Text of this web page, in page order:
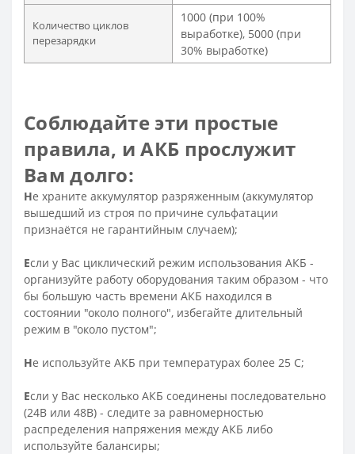
Количество циклов
перезарядки
1000 (при 100%
выработке), 5000 (при
30% выработке)
Соблюдайте эти простые
правила, и АКБ прослужит
Вам долго:
Не храните аккумулятор разряженным (аккумулятор
вышедший из строя по причине сульфатации
признаётся не гарантийным случаем);
Если у Вас циклический режим использования АКБ -
организуйте работу оборудования таким образом - что
бы большую часть времени АКБ находился в
состоянии "около полного", избегайте длительный
режим в "около пустом";
Не используйте АКБ при температурах более 25 С;
Если у Вас несколько АКБ соединены последовательно
(24В или 48В) - следите за равномерностью
распределения напряжения между АКБ либо
используйте балансиры;